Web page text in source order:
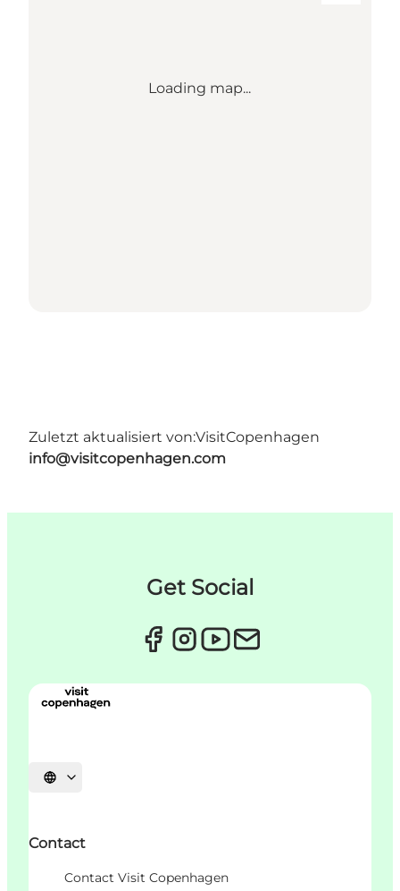
Loading map...
Zuletzt aktualisiert von:VisitCopenhagen
info@visitcopenhagen.com
Get Social
Sprache auswählen
Contact
Contact Visit Copenhagen